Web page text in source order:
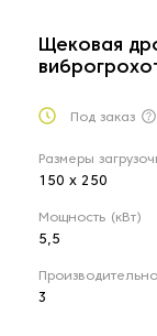
Щековая
Под заказ
Размеры
150 х 250
Мощность (кВт)
5,5
3